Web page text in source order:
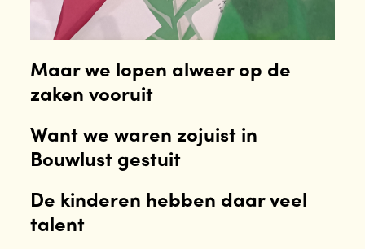
Maar we lopen alweer op de
zaken vooruit
Want we waren zojuist in
Bouwlust gestuit
De kinderen hebben daar veel
talent